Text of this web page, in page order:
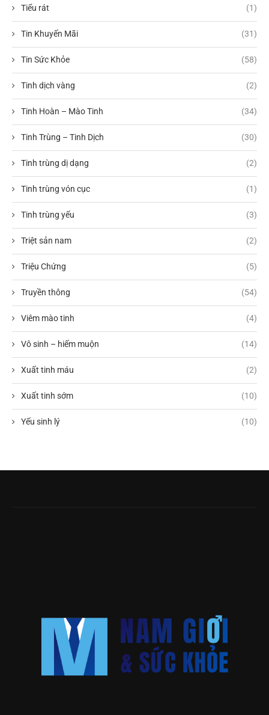
Tiểu rát (1)
Tin Khuyến Mãi (31)
Tin Sức Khỏe (58)
Tinh dịch vàng (2)
Tinh Hoàn – Mào Tinh (34)
Tinh Trùng – Tinh Dịch (30)
Tinh trùng dị dạng (2)
Tinh trùng vón cục (1)
Tinh trùng yếu (3)
Triệt sản nam (2)
Triệu Chứng (5)
Truyền thông (54)
Viêm mào tinh (4)
Vô sinh – hiếm muộn (14)
Xuất tinh máu (2)
Xuất tinh sớm (10)
Yếu sinh lý (10)